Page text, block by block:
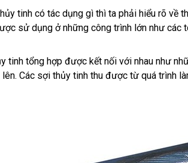
tinh có tác dụng gì thì ta phải hiểu rõ về
sử dụng ở những công trình lớn như
tinh tổng hợp được kết nối với nhau như
Các sợi thủy tinh thu được từ quá trình